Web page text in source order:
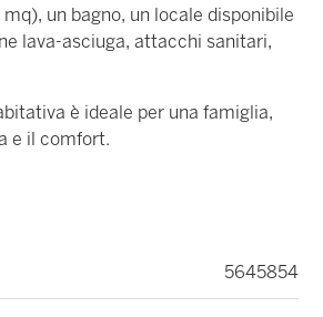
un bagno, un locale disponibile
lava-asciuga, attacchi sanitari,
è ideale per una famiglia,
e il comfort.
5645854